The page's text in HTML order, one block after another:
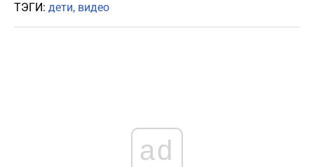
ТЭГИ: дети видео
ad